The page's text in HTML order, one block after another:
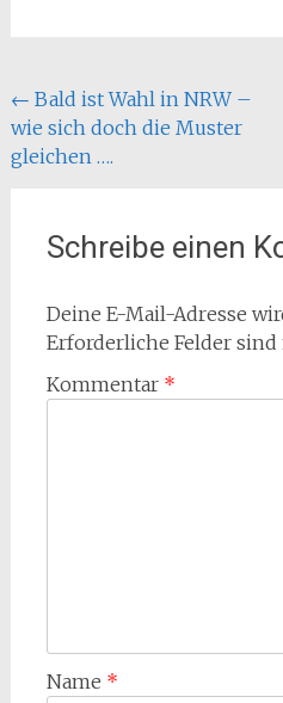
Beitragsnavigation
← Bald ist Wahl in NRW –
wie sich doch die Muster
gleichen ….
Schreibe einen
Deine E-Mail-Adresse
Erforderliche Felder
Kommentar *
Name *